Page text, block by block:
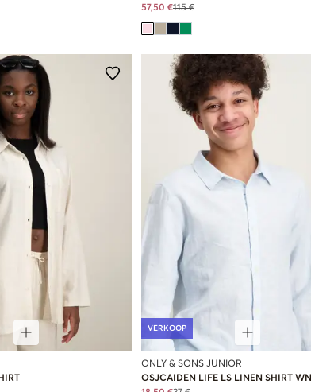
57,50 €115 €
VERKOOP
ONLY & SONS JUNIOR
OSJCAIDEN LIFE LS LINEN SHIRT WN